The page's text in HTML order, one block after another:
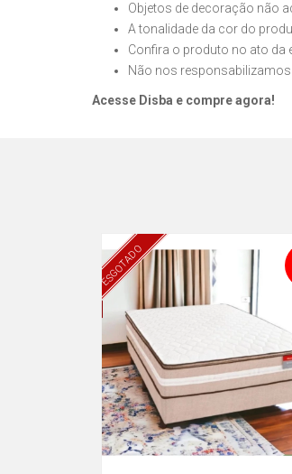
Objetos de decoração não
A tonalidade da cor do
Confira o produto no ato da
Não nos
Acesse Disba e compre agora!
ESGOTADO